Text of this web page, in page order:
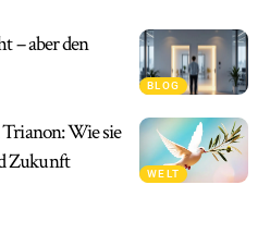
BLOG
– aber den
WELT
Wie sie
Zukunft